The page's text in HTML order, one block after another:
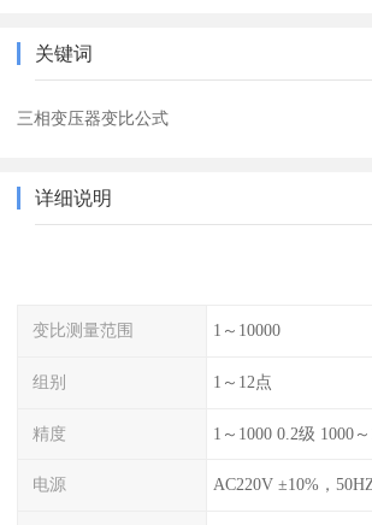
关键词
三相变压器变比公式
详细说明
变比测量范围 1～10000
组别 1～12点
精度 1～1000 0.2级 1000
电源 AC220V ±10%，